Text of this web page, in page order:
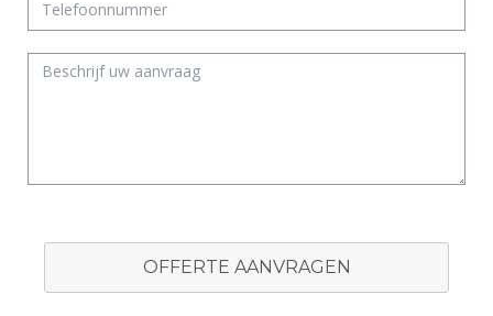
OFFERTE AANVRAGEN